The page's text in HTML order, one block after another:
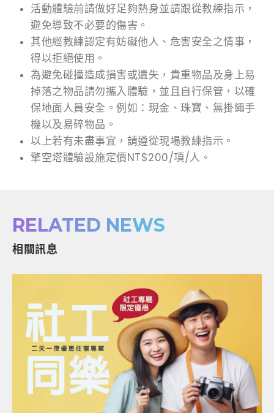
活動體驗前請做好足夠熱身並請跟從教練指示，
避免導致不必要的傷害。
其他經教練認定有妨礙他人、危害安全之情事，
得以拒絕使用。
為避免碰撞造成損害或遺失，貴重物品及身上易
掉落之物品請勿攜入體驗，並且自行保管，以確
保地面人員安全。例如：現金、珠寶、無掛繩手
機以及易碎物品。
以上若有未盡事宜，請遵從現場教練指示。
擎空塔體驗設施定價NT$200/項/人。
RELATED NEWS
相關訊息